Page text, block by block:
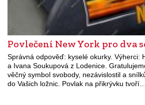
Povlečení New York pro dva
Správná odpověď: kyselé okurky. Výherci:
a Ivana Soukupová z Lodenice.
věčný symbol svobody, nezávislostil a
do Vašich ložnic. Povlak na přikrývku